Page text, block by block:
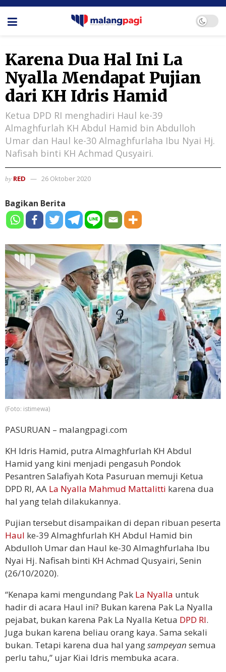
Karena Dua Hal Ini La
Nyalla Mendapat Pujian
dari KH Idris Hamid
Ketua DPD RI menghadiri Haul ke-39
Almaghfurlah KH Abdul Hamid bin Abdulloh
Umar dan Haul ke-30 Almaghfurlaha Ibu Nyai Hj.
Nafisah binti KH Achmad Qusyairi.
by RED 26 Oktober 2020
Bagikan Berita
(Foto: istimewa)
PASURUAN – malangpagi.com
KH Idris Hamid, putra Almaghfurlah KH Abdul
Hamid yang kini menjadi pengasuh Pondok
Pesantren Salafiyah Kota Pasuruan memuji Ketua
DPD RI, AA La Nyalla Mahmud Mattalitti karena dua
hal yang telah dilakukannya.
Pujian tersebut disampaikan di depan ribuan peserta
Haul ke-39 Almaghfurlah KH Abdul Hamid bin
Abdulloh Umar dan Haul ke-30 Almaghfurlaha Ibu
Nyai Hj. Nafisah binti KH Achmad Qusyairi, Senin
(26/10/2020).
“Kenapa kami mengundang Pak La Nyalla untuk
hadir di acara Haul ini? Bukan karena Pak La Nyalla
pejabat, bukan karena Pak La Nyalla Ketua DPD RI.
Juga bukan karena beliau orang kaya. Sama sekali
bukan. Tetapi karena dua hal yangsampeyan semua
perlu tahu,” ujar Kiai Idris membuka acara.